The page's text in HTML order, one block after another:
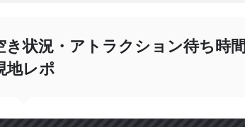
状況・アトラクション待ち時間
地レポ